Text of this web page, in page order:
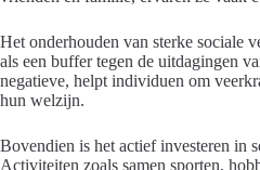
Het onderhouden van sterke sociale
als een buffer tegen de uitdagingen
negatieve, helpt individuen om
hun welzijn.
Bovendien is het actief investeren in
Activiteiten zoals samen sporten,